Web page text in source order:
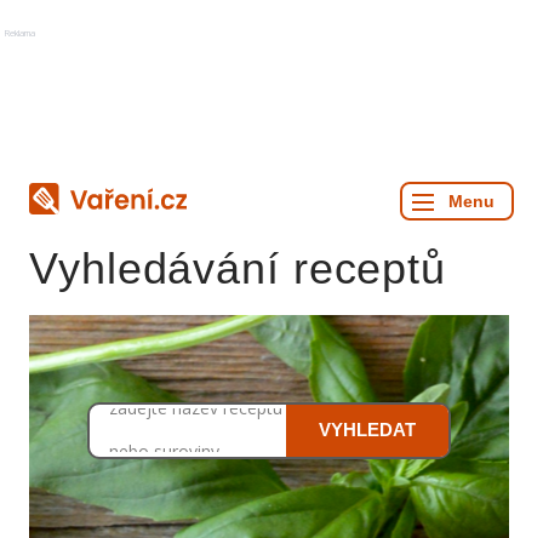
Reklama
Vyhledávání receptů
zadejte název receptu
nebo suroviny
VYHLEDAT